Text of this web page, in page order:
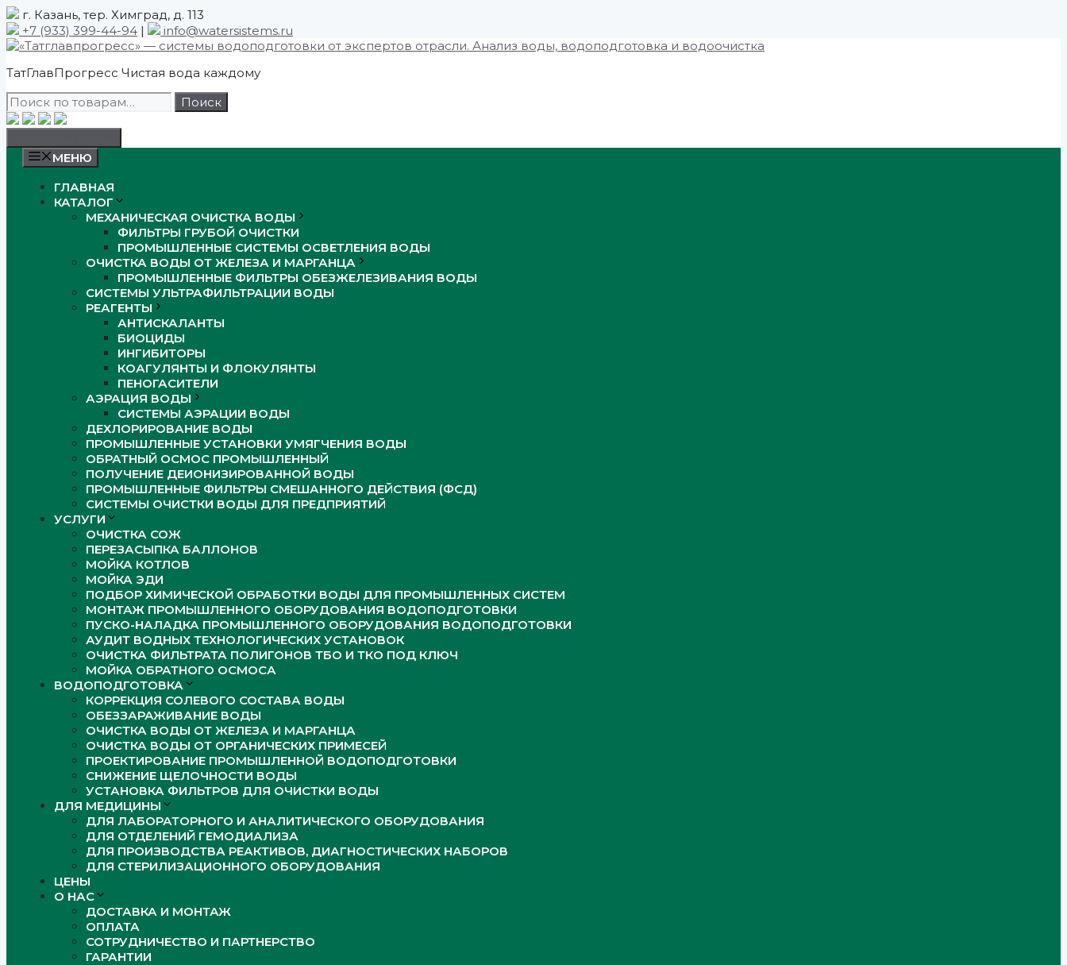
Skip
to
content
г. Казань, тер. Химград, д. 113
+7 (933) 399-44-94 | info@watersistems.ru
ТатГлавПрогресс Чистая вода каждому
Искать:
Поиск
МЕНЮ
ГЛАВНАЯ
КАТАЛОГ
МЕХАНИЧЕСКАЯ ОЧИСТКА ВОДЫ
ФИЛЬТРЫ ГРУБОЙ ОЧИСТКИ
ПРОМЫШЛЕННЫЕ СИСТЕМЫ ОСВЕТЛЕНИЯ ВОДЫ
ОЧИСТКА ВОДЫ ОТ ЖЕЛЕЗА И МАРГАНЦА
ПРОМЫШЛЕННЫЕ ФИЛЬТРЫ ОБЕЗЖЕЛЕЗИВАНИЯ ВОДЫ
СИСТЕМЫ УЛЬТРАФИЛЬТРАЦИИ ВОДЫ
РЕАГЕНТЫ
АНТИСКАЛАНТЫ
БИОЦИДЫ
ИНГИБИТОРЫ
КОАГУЛЯНТЫ И ФЛОКУЛЯНТЫ
ПЕНОГАСИТЕЛИ
АЭРАЦИЯ ВОДЫ
СИСТЕМЫ АЭРАЦИИ ВОДЫ
ДЕХЛОРИРОВАНИЕ ВОДЫ
ПРОМЫШЛЕННЫЕ УСТАНОВКИ УМЯГЧЕНИЯ ВОДЫ
ОБРАТНЫЙ ОСМОС ПРОМЫШЛЕННЫЙ
ПОЛУЧЕНИЕ ДЕИОНИЗИРОВАННОЙ ВОДЫ
ПРОМЫШЛЕННЫЕ ФИЛЬТРЫ СМЕШАННОГО ДЕЙСТВИЯ (ФСД)
СИСТЕМЫ ОЧИСТКИ ВОДЫ ДЛЯ ПРЕДПРИЯТИЙ
УСЛУГИ
ОЧИСТКА СОЖ
ПЕРЕЗАСЫПКА БАЛЛОНОВ
МОЙКА КОТЛОВ
МОЙКА ЭДИ
ПОДБОР ХИМИЧЕСКОЙ ОБРАБОТКИ ВОДЫ ДЛЯ ПРОМЫШЛЕННЫХ СИСТЕМ
МОНТАЖ ПРОМЫШЛЕННОГО ОБОРУДОВАНИЯ ВОДОПОДГОТОВКИ
ПУСКО-НАЛАДКА ПРОМЫШЛЕННОГО ОБОРУДОВАНИЯ ВОДОПОДГОТОВКИ
АУДИТ ВОДНЫХ ТЕХНОЛОГИЧЕСКИХ УСТАНОВОК
ОЧИСТКА ФИЛЬТРАТА ПОЛИГОНОВ ТБО И ТКО ПОД КЛЮЧ
МОЙКА ОБРАТНОГО ОСМОСА
ВОДОПОДГОТОВКА
КОРРЕКЦИЯ СОЛЕВОГО СОСТАВА ВОДЫ
ОБЕЗЗАРАЖИВАНИЕ ВОДЫ
ОЧИСТКА ВОДЫ ОТ ЖЕЛЕЗА И МАРГАНЦА
ОЧИСТКА ВОДЫ ОТ ОРГАНИЧЕСКИХ ПРИМЕСЕЙ
ПРОЕКТИРОВАНИЕ ПРОМЫШЛЕННОЙ ВОДОПОДГОТОВКИ
СНИЖЕНИЕ ЩЕЛОЧНОСТИ ВОДЫ
УСТАНОВКА ФИЛЬТРОВ ДЛЯ ОЧИСТКИ ВОДЫ
ДЛЯ МЕДИЦИНЫ
ДЛЯ ЛАБОРАТОРНОГО И АНАЛИТИЧЕСКОГО ОБОРУДОВАНИЯ
ДЛЯ ОТДЕЛЕНИЙ ГЕМОДИАЛИЗА
ДЛЯ ПРОИЗВОДСТВА РЕАКТИВОВ, ДИАГНОСТИЧЕСКИХ НАБОРОВ
ДЛЯ СТЕРИЛИЗАЦИОННОГО ОБОРУДОВАНИЯ
ЦЕНЫ
О НАС
ДОСТАВКА И МОНТАЖ
ОПЛАТА
СОТРУДНИЧЕСТВО И ПАРТНЕРСТВО
ГАРАНТИИ